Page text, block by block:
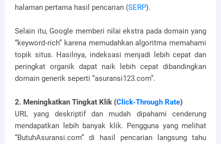
halaman pertama hasil pencarian (SERP).
Selain itu, Google memberi nilai ekstra pada domain yang
“keyword‑rich” karena memudahkan algoritma memahami
topik situs. Hasilnya, indeksasi menjadi lebih cepat dan
peringkat organik dapat naik lebih cepat dibandingkan
domain generik seperti “asuransi123.com”.
2. Meningkatkan Tingkat Klik (Click‑Through Rate)
URL yang deskriptif dan mudah dipahami cenderung
mendapatkan lebih banyak klik. Pengguna yang melihat
“ButuhAsuransi.com” di hasil pencarian langsung tahu